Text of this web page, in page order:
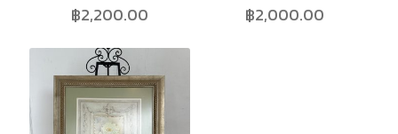
฿2,200.00 ฿2,000.00